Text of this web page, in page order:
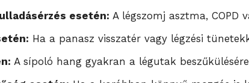
esetén: A légszomj asztma, COPD
Ha a panasz visszatér vagy légzési
A sípoló hang gyakran a légutak